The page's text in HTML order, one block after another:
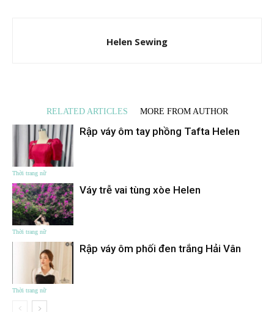
Helen Sewing
RELATED ARTICLES MORE FROM AUTHOR
Thời trang nữ
Rập váy ôm tay phồng Tafta Helen
Thời trang nữ
Váy trễ vai tùng xòe Helen
Thời trang nữ
Rập váy ôm phối đen trắng Hải Vân